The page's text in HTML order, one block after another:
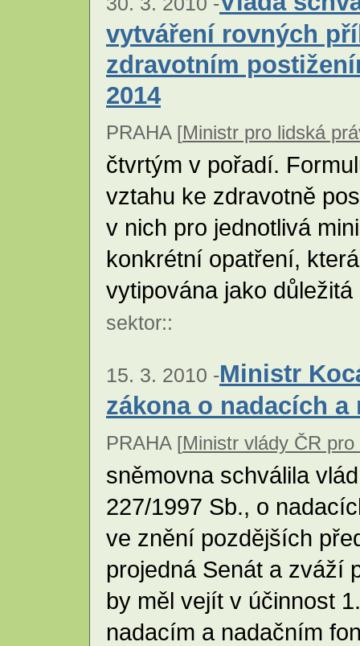
vytváření rovných
zdravotním
2014
PRAHA [Ministr pro lidská
čtvrtým v pořadí.
vztahu ke zdravotně
v nich pro jednotlivá
konkrétní opatření,
vytipována jako
sektor::
15. 3. 2010 -Ministr
zákona o nadacích
PRAHA [Ministr vlády ČR
sněmovna schválila
227/1997 Sb., o
ve znění pozdějších
projedná Senát a zváží
by měl vejít v účinnost
nadacím a nadačním